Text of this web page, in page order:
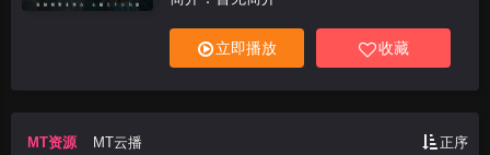
立即播放 收藏
MT资源 MT云播 正序